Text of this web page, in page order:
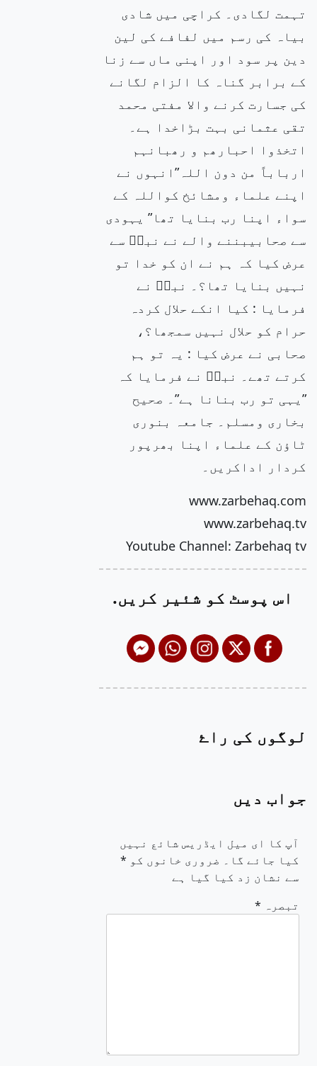
تہمت لگادی۔ کراچی میں شادی
بیاہ کی رسم میں لفافے کی لین
دین پر سود اور اپنی ماں سے زنا
کے برابر گناہ کا الزام لگانے
کی جسارت کرنے والا مفتی محمد
تقی عثمانی بہت بڑاخدا ہے۔
اتخذوا احبارھم و رھبانہم
ارباباً من دون اللہ”انہوں نے
اپنے علماء ومشائخ کواللہ کے
سواء اپنا رب بنایا تھا” یہودی
سے صحابیبننے والے نے نبیۖ سے
عرض کیا کہ ہم نے ان کو خدا تو
نہیں بنایا تھا؟۔ نبیۖ نے
فرمایا : کیا انکے حلال کردہ
حرام کو حلال نہیں سمجھا؟،
صحابی نے عرض کیا : یہ تو ہم
کرتے تھے۔ نبیۖ نے فرمایا کہ
”یہی تو رب بنانا ہے”۔ صحیح
بخاری ومسلم۔ جامعہ بنوری
ٹاؤن کے علماء اپنا بھرپور
کردار اداکریں۔
www.zarbehaq.com
www.zarbehaq.tv
Youtube Channel: Zarbehaq tv
اس پوسٹ کو شئیر کریں.
لوگوں کی راۓ
جواب دیں
آپ کا ای میل ایڈریس شائع نہیں
کیا جائے گا۔ ضروری خانوں کو *
سے نشان زد کیا گیا ہے
تبصرہ *